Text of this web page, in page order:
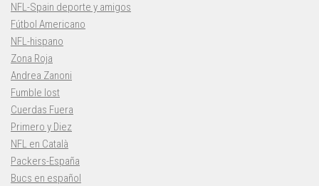
NFL-Spain deporte y amigos
Fútbol Americano
NFL-hispano
Zona Roja
Andrea Zanoni
Fumble lost
Cuerdas Fuera
Primero y Diez
NFL en Català
Packers-España
Bucs en español